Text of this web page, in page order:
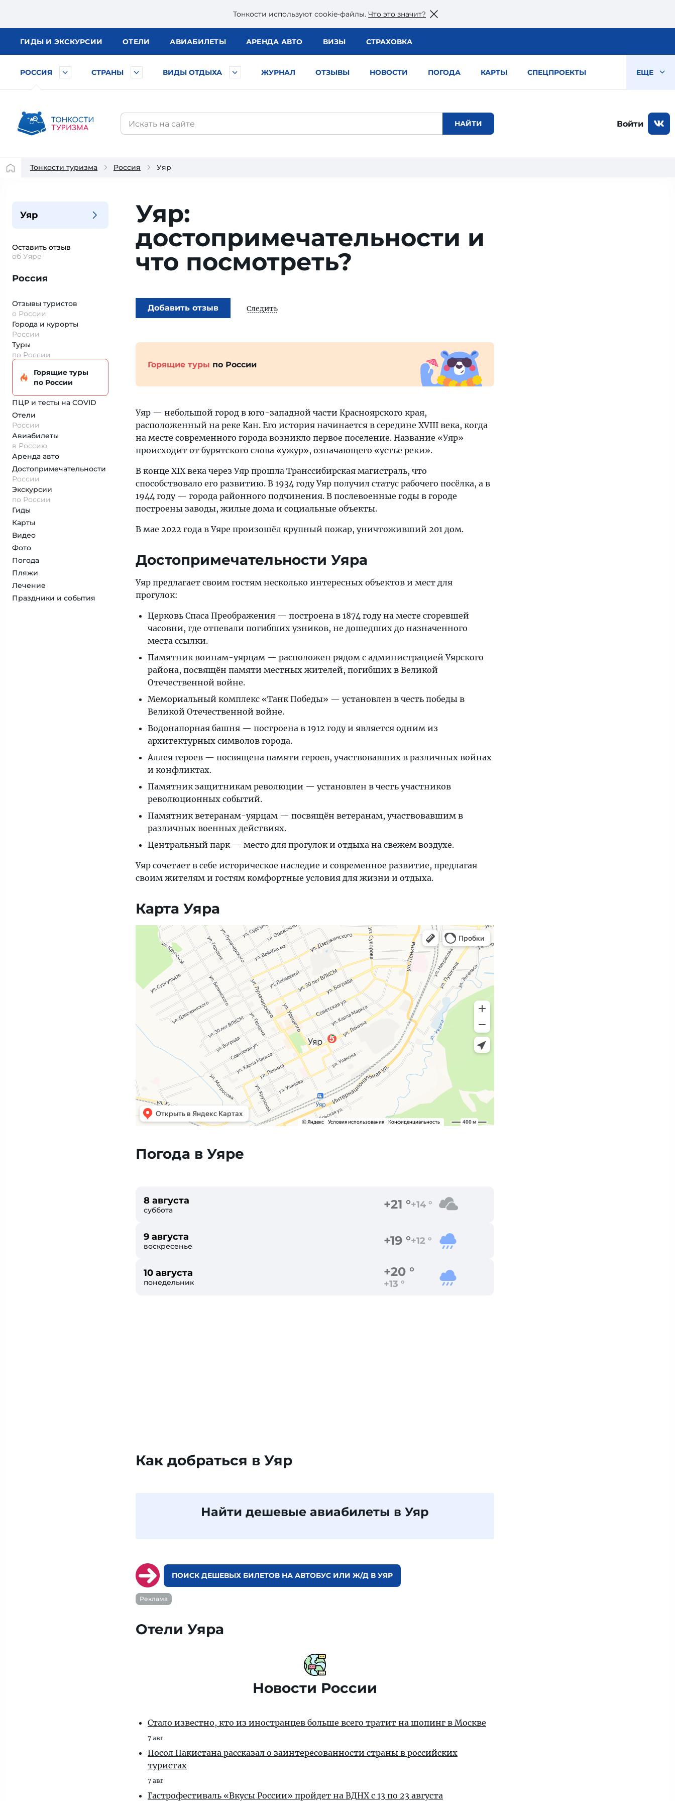
Тонкости используют сookie-файлы. Что это значит?
ГИДЫ И ЭКСКУРСИИ ОТЕЛИ АВИАБИЛЕТЫ АРЕНДА АВТО ВИЗЫ СТРАХОВКА
РОССИЯ СТРАНЫ ВИДЫ ОТДЫХА ЖУРНАЛ ОТЗЫВЫ НОВОСТИ ПОГОДА КАРТЫ СПЕЦПРОЕКТЫ ЕЩЕ
Войти
Тонкости туризма Россия Уяр
Уяр
Оставить отзыв
об Уяре
Россия
Отзывы туристов
о России
Города и курорты
России
Туры
по России
Горящие туры
по России
ПЦР и тесты на COVID
Отели
России
Авиабилеты
в Россию
Аренда авто
Достопримеча­тельности
России
Экскурсии
по России
Гиды
Карты
Видео
Фото
Погода
Пляжи
Лечение
Праздники и события
Уяр:
достопримечательности и
что посмотреть?
Добавить отзыв Следить
Горящие туры по России
Уяр — небольшой город в юго-западной части Красноярского края,
расположенный на реке Кан. Его история начинается в середине XVIII века, когда
на месте современного города возникло первое поселение. Название «Уяр»
происходит от бурятского слова «ужур», означающего «устье реки».
В конце XIX века через Уяр прошла Транссибирская магистраль, что
способствовало его развитию. В 1934 году Уяр получил статус рабочего посёлка, а в
1944 году — города районного подчинения. В послевоенные годы в городе
построены заводы, жилые дома и социальные объекты.
В мае 2022 года в Уяре произошёл крупный пожар, уничтоживший 201 дом.
Достопримечательности Уяра
Уяр предлагает своим гостям несколько интересных объектов и мест для
прогулок:
Церковь Спаса Преображения — построена в 1874 году на месте сгоревшей
часовни, где отпевали погибших узников, не дошедших до назначенного
места ссылки.
Памятник воинам-уярцам — расположен рядом с администрацией Уярского
района, посвящён памяти местных жителей, погибших в Великой
Отечественной войне.
Мемориальный комплекс «Танк Победы» — установлен в честь победы в
Великой Отечественной войне.
Водонапорная башня — построена в 1912 году и является одним из
архитектурных символов города.
Аллея героев — посвящена памяти героев, участвовавших в различных войнах
и конфликтах.
Памятник защитникам революции — установлен в честь участников
революционных событий.
Памятник ветеранам-уярцам — посвящён ветеранам, участвовавшим в
различных военных действиях.
Центральный парк — место для прогулок и отдыха на свежем воздухе.
Уяр сочетает в себе историческое наследие и современное развитие, предлагая
своим жителям и гостям комфортные условия для жизни и отдыха.
Карта Уяра
Яндекс Карты — транспорт, навигация, поиск мест
Погода в Уяре
8 августа
суббота +21 °+14 °
9 августа
воскресенье +19 °+12 °
10 августа
понедельник
+20 °
+13 °
Как добраться в Уяр
Найти дешевые авиабилеты в Уяр
ПОИСК ДЕШЕВЫХ БИЛЕТОВ НА АВТОБУС ИЛИ Ж/Д В УЯР
Реклама
Отели Уяра
Новости России
Стало известно, кто из иностранцев больше всего тратит на шопинг в Москве
7 авг
Посол Пакистана рассказал о заинтересованности страны в российских
туристах
7 авг
Гастрофестиваль «Вкусы России» пройдет на ВДНХ с 13 по 23 августа